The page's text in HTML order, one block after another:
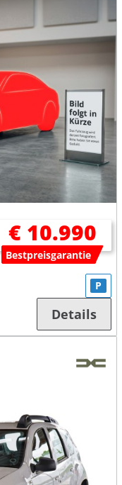
€ 10.990
Bestpreisgarantie
P
Details